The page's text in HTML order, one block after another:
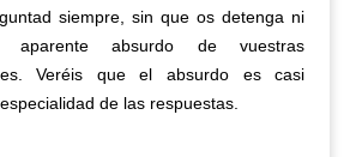
siempre, sin que os detenga ni
aparente absurdo de vuestras
Veréis que el absurdo es casi
de las respuestas.